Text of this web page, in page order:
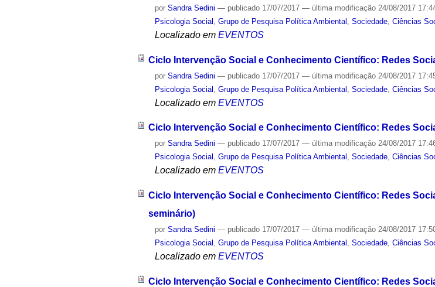
porSandra Sedini — publicado 17/07/2017— última modificação 24/08/2017
Psicologia Social
,Grupo de Pesquisa Política Ambiental ,Sociedade ,Ciências
Localizado em EVENTOS
Ciclo Intervenção Social e Conhecimento Científico: Redes
porSandra Sedini — publicado 17/07/2017— última modificação 24/08/2017
Psicologia Social ,Grupo de Pesquisa Política Ambiental ,Sociedade ,Ciências
Localizado em EVENTOS
Ciclo Intervenção Social e Conhecimento Científico: Redes
porSandra Sedini — publicado 17/07/2017— última modificação 24/08/2017
Psicologia Social ,Grupo de Pesquisa Política Ambiental ,Sociedade,Ciências
Localizado em EVENTOS
Ciclo Intervenção Social e Conhecimento Científico: Redes
seminário)
porSandra Sedini — publicado 17/07/2017— última modificação 24/08/2017
Psicologia Social ,Grupo de Pesquisa Política Ambiental ,Sociedade,Ciências
Localizado em EVENTOS
Ciclo Intervenção Social e Conhecimento Científico: Redes